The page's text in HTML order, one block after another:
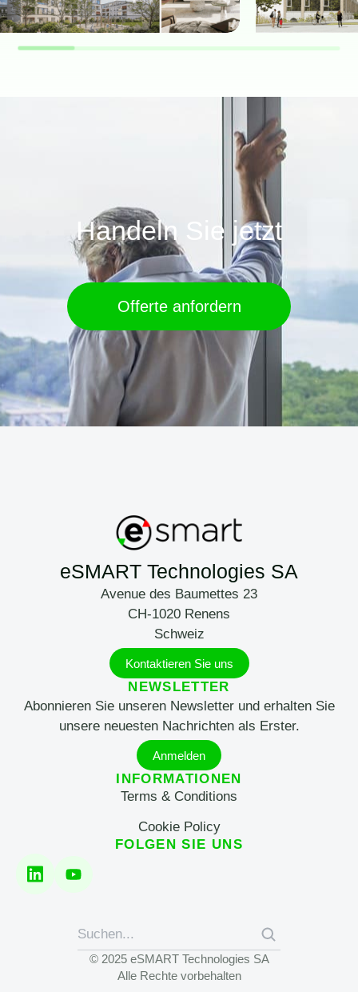
Handeln Sie jetzt
Offerte anfordern
eSMART Technologies SA
Avenue des Baumettes 23
CH-1020 Renens
Schweiz
Kontaktieren Sie uns
NEWSLETTER
Abonnieren Sie unseren Newsletter und erhalten Sie
unsere neuesten Nachrichten als Erster.
Anmelden
INFORMATIONEN
Terms & Conditions
Cookie Policy
FOLGEN SIE UNS
© 2025 eSMART Technologies SA
Alle Rechte vorbehalten